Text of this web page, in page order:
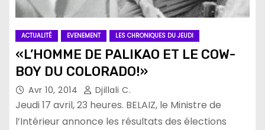
ACTUALITÉ EVENEMENT LES CHRONIQUES DU JEUDI
«L’HOMME DE PALIKAO ET LE COW-
BOY DU COLORADO!»
Avr 10, 2014 Djillali C.
Jeudi 17 avril, 23 heures. BELAIZ, le Ministre de
l’Intérieur annonce les résultats des élections